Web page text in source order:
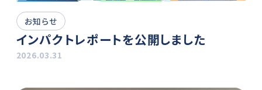
お知らせ
インパクトレポートを公開しました
2026.03.31